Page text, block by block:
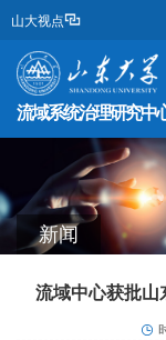
山大视点
流域系统治理研究中
新闻
流域中心获批山